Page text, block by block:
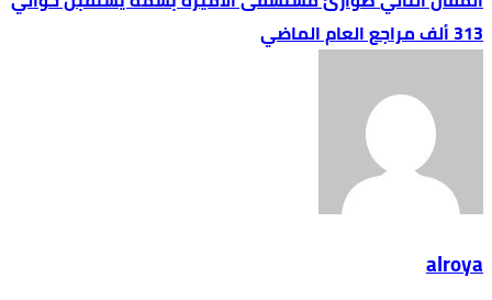
313 ألف مراجع العام الماضي
alroya